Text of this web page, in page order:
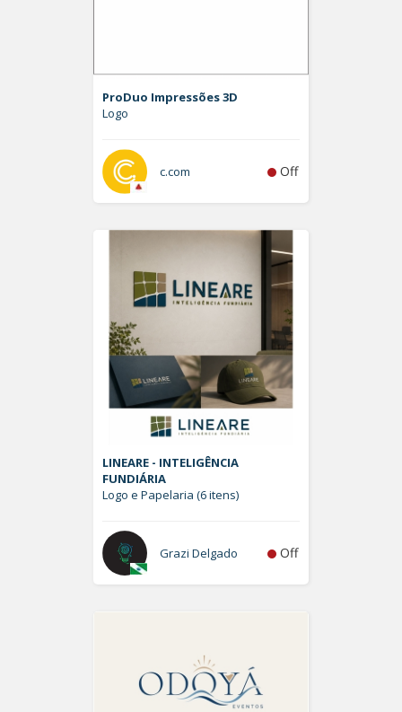
ProDuo Impressões 3D
Logo
c.com Off
LINEARE - INTELIGÊNCIA
FUNDIÁRIA
Logo e Papelaria (6 itens)
Grazi Delgado Off